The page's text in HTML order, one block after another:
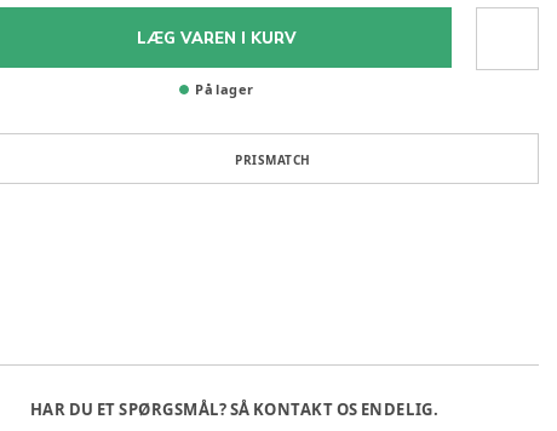
LÆG VAREN I KURV
På lager
PRISMATCH
HAR DU ET SPØRGSMÅL? SÅ KONTAKT OS ENDELIG.